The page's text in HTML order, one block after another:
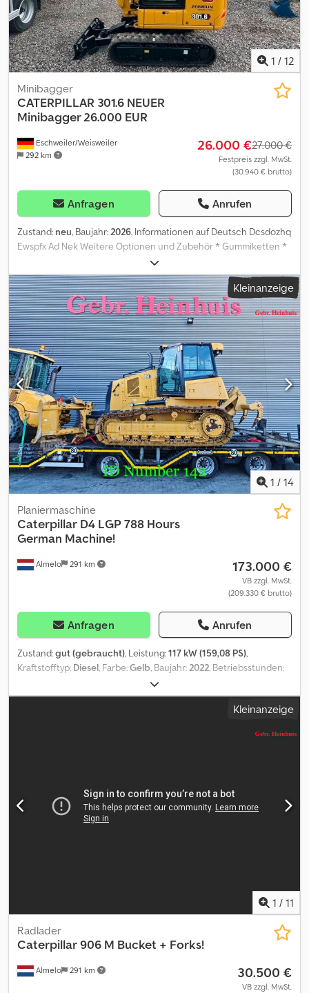
1 / 12
Eschweiler/Weisweiler
292 km
Minibagger
CATERPILLAR 301.6 NEUER
Minibagger 26.000 EUR
26.000 €27.000 €
Festpreis zzgl. MwSt.
(30.940 € brutto)
Anfragen Anrufen
Zustand: neu, Baujahr:2026, Informationen auf Deutsch Dcsdozhq
Ewspfx Ad Nek Weitere Optionen und Zubehör * Gummiketten *
Hammerhydraulik Anmerkungen Baujahr 2026, Neu,
Einsatzgewicht 1925 kg, verstellbarer Unterwagen, 16,1 kW,
Hammerleitung, Greiferleitung, neues Modell mit Joystick-
Lenkung und kippbarer Kabine, Radio, LED Arbeitsscheinwerfer,
langer Stiel, Aux 1 + Aux 2, 2 x Proportionalsteuerung Nettopreis:
26.000 EUR + Mwst. 19 % Irrtümer und Zwischenverkauf
vorbehalten! Weitere Informationen Kraftstofftyp: Diesel Antrieb:
Raupe Leistung: 16 kW (22 PS) Motormarke: Caterpillar Wenden
Sie sich an Philip Müller , , p-), um weitere Informationen zu
erhalten.----Information in English Additional options and
accessories * Hammer hydr. function * Rubber tracks More
information Type of fuel: Diesel Drive: Track Power: 16 kW (22 HP)
Make of engine: Caterpillar Rental currency: EUR Please contact
Philip Müller , , p-) for more information
Kleinanzeige
1 / 14
Almelo 291 km
Planiermaschine
Caterpillar D4 LGP 788 Hours
German Machine!
173.000 €
VB zzgl. MwSt.
(209.330 € brutto)
Anfragen Anrufen
Zustand:gut (gebraucht), Leistung:117 kW (159,08 PS),
Kraftstofftyp: Diesel, Farbe:Gelb, Baujahr:2022, Betriebsstunden:
, Caterpillar D4N LGP. Year: 2022. Hours:
788. Weight: 13.900 kg. CE machine. 117 KW. 3 teeth Ripper.
Camera. Pads: 760 mm. Airconditioning. Rops Fops cabin. Ad Blue.
90%. UC: 90%. Like New! German Machine! ID NR: 142. The
By any form of response you accept the applicability of the
General Terms and Conditions of Heinhuis and you declare that
you have taken note of these General Terms and Conditions. Our
Kleinanzeige
1 / 11
Almelo 291 km
Radlader
Caterpillar906 M Bucket + Forks!
30.500 €
VB zzgl. MwSt.